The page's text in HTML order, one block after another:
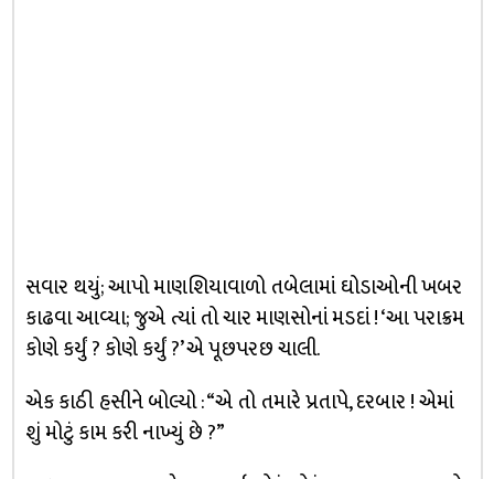
સવાર થયું; આપો માણશિયાવાળો તબેલામાં ઘોડાઓની ખબર
કાઢવા આવ્યા; જુએ ત્યાં તો ચાર માણસોનાં મડદાં ! ‘આ પરાક્રમ
કોણે કર્યું ? કોણે કર્યું ?’ એ પૂછપરછ ચાલી.
એક કાઠી હસીને બોલ્યો : “એ તો તમારે પ્રતાપે, દરબાર ! એમાં
શું મોટું કામ કરી નાખ્યું છે ?”